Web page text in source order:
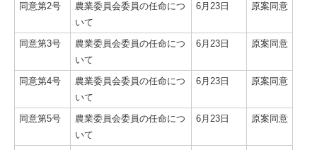
同意第2号
農業委員会委員の任命につ
いて
6月23日 原案同意
同意第3号
農業委員会委員の任命につ
いて
6月23日 原案同意
同意第4号
農業委員会委員の任命につ
いて
6月23日 原案同意
同意第5号
農業委員会委員の任命につ
いて
6月23日 原案同意